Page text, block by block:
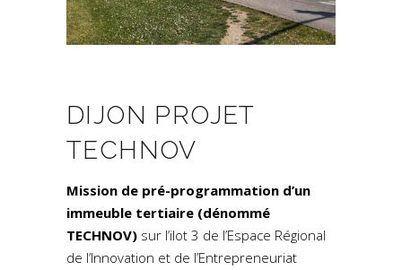
DIJON PROJET
TECHNOV
Mission de pré-programmation d’un
immeuble tertiaire (dénommé
TECHNOV) sur l’ilot 3 de l’Espace Régional
de l’Innovation et de l’Entrepreneuriat